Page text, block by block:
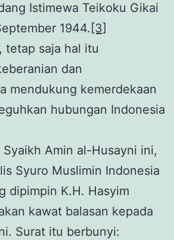
Istimewa Teikoku Gikai
1944. [3]
tetap saja hal itu
dan
mendukung kemerdekaan
hubungan Indonesia
Amin al-Husayni ini,
Syuro Muslimin Indonesia
dipimpin K.H. Hasyim
kawat balasan kepada
Surat itu berbunyi: